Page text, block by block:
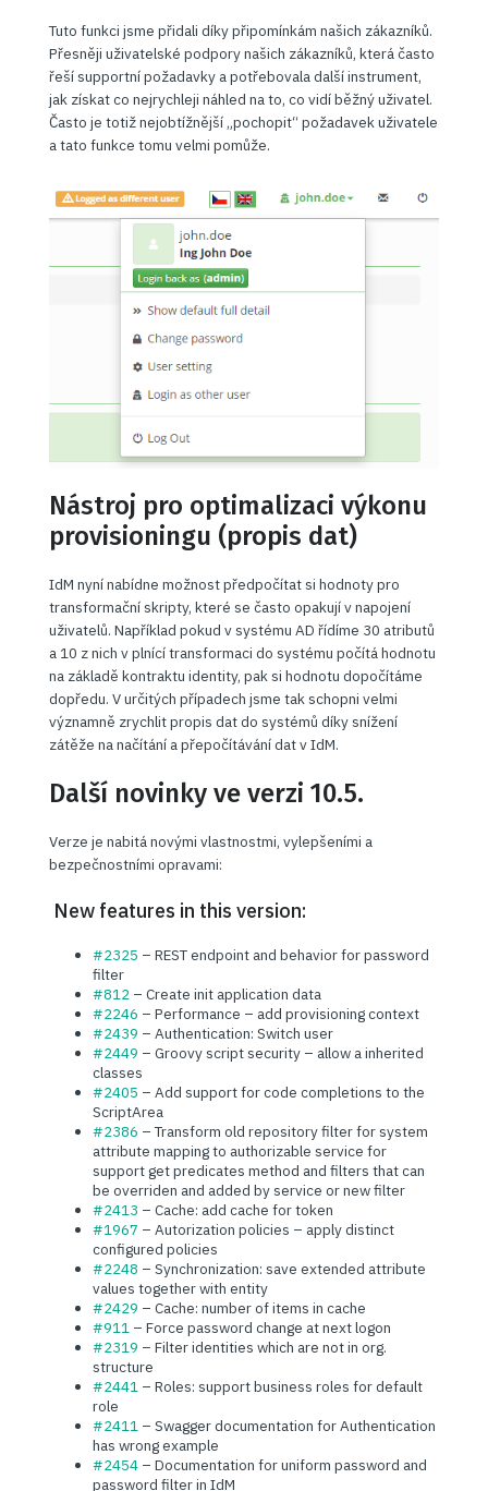
Tuto funkci jsme přidali díky připomínkám našich zákazníků.
Přesněji uživatelské podpory našich zákazníků, která často
řeší supportní požadavky a potřebovala další instrument,
jak získat co nejrychleji náhled na to, co vidí běžný uživatel.
Často je totiž nejobtížnější „pochopit“ požadavek uživatele
a tato funkce tomu velmi pomůže.
Nástroj pro optimalizaci výkonu
provisioningu (propis dat)
IdM nyní nabídne možnost předpočítat si hodnoty pro
transformační skripty, které se často opakují v napojení
uživatelů. Například pokud v systému AD řídíme 30 atributů
a 10 z nich v plnící transformaci do systému počítá hodnotu
na základě kontraktu identity, pak si hodnotu dopočítáme
dopředu. V určitých případech jsme tak schopni velmi
významně zrychlit propis dat do systémů díky snížení
zátěže na načítání a přepočítávání dat v IdM.
Další novinky ve verzi 10.5.
Verze je nabitá novými vlastnostmi, vylepšeními a
bezpečnostními opravami:
New features in this version:
#2325 – REST endpoint and behavior for password
filter
#812– Create init application data
#2246 – Performance – add provisioning context
#2439 – Authentication: Switch user
#2449 – Groovy script security – allow a inherited
classes
#2405 – Add support for code completions to the
ScriptArea
#2386 – Transform old repository filter for system
attribute mapping to authorizable service for
support get predicates method and filters that can
be overriden and added by service or new filter
#2413 – Cache: add cache for token
#1967 – Autorization policies – apply distinct
configured policies
#2248 – Synchronization: save extended attribute
values together with entity
#2429 – Cache: number of items in cache
#911– Force password change at next logon
#2319 – Filter identities which are not in org.
structure
#2441– Roles: support business roles for default
role
#2411– Swagger documentation for Authentication
has wrong example
#2454– Documentation for uniform password and
password filter in IdM